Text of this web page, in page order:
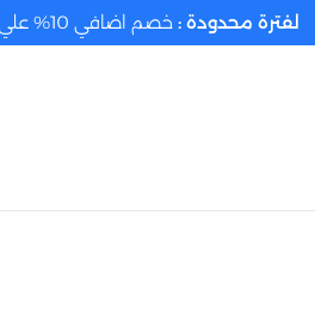
لفترة محدودة : خصم اضافي 10% علي اول اوردر ليك بكوبون